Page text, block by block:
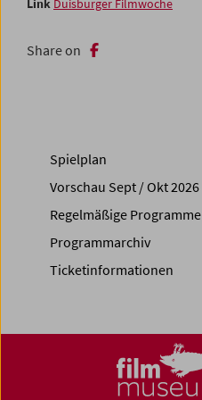
Link Duisburger Filmwoche
Share on
Spielplan
Vorschau Sept / Okt 2026
Regelmäßige Programme
Programmarchiv
Ticketinformationen